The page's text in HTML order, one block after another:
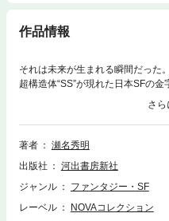
作品情報
それは未来が生まれる瞬間だった
超構造体“SS”が現れた日本SFの
が挑む! 「新生」「Wonderful
集。この世界が向かう未来とは?
著者
瀬名秀明
出版社
河出書房新社
ジャンル
ファンタジー・SF
レーベル
NOVAコレクション